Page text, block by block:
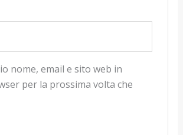
nome, email e sito web in
per la prossima volta che